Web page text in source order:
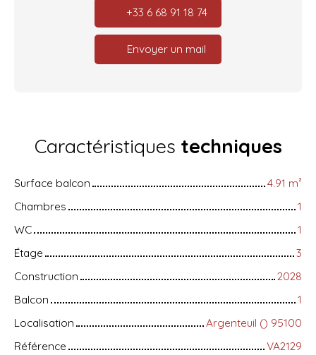
+33 6 68 91 18 74
Envoyer un mail
Caractéristiques techniques
Surface balcon 4.91 m²
Chambres
1
WC
1
Étage
3
Construction
2028
Balcon
1
Localisation
Argenteuil () 95100
Référence
VA2129